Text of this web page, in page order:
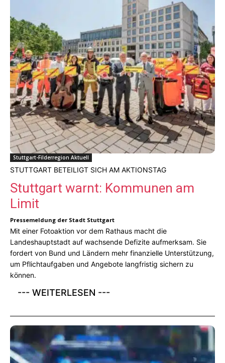
Stuttgart-Filderregion Aktuell
STUTTGART BETEILIGT SICH AM AKTIONSTAG
Stuttgart warnt: Kommunen am
Limit
Pressemeldung der Stadt Stuttgart
Mit einer Fotoaktion vor dem Rathaus macht die
Landeshauptstadt auf wachsende Defizite aufmerksam. Sie
fordert von Bund und Ländern mehr finanzielle Unterstützung,
um Pflichtaufgaben und Angebote langfristig sichern zu
können.
--- WEITERLESEN ---